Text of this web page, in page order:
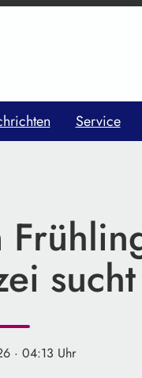
Service
· 04:13 Uhr